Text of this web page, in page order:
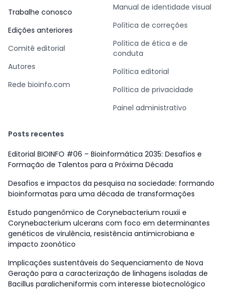
Trabalhe conosco
Edições anteriores
Comitê editorial
Autores
Rede bioinfo.com
Manual de identidade visual
Política de correções
Política de ética e de
conduta
Política editorial
Política de privacidade
Painel administrativo
Posts recentes
Editorial BIOINFO #06 – Bioinformática 2035: Desafios e
Formação de Talentos para a Próxima Década
Desafios e impactos da pesquisa na sociedade: formando
bioinformatas para uma década de transformações
Estudo pangenômico de Corynebacterium rouxii e
Corynebacterium ulcerans com foco em determinantes
genéticos de virulência, resistência antimicrobiana e
impacto zoonótico
Implicações sustentáveis do Sequenciamento de Nova
Geração para a caracterização de linhagens isoladas de
Bacillus paralicheniformis com interesse biotecnológico